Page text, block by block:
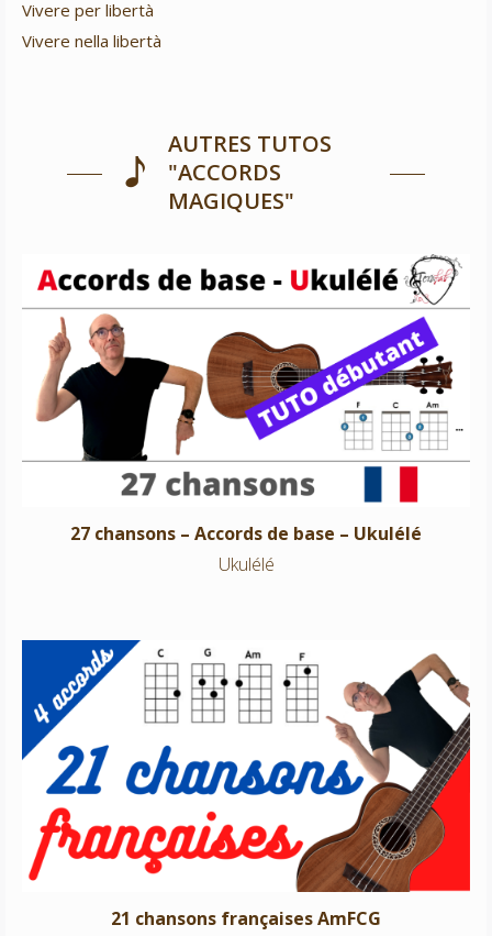
Vivere per libertà
Vivere nella libertà
AUTRES TUTOS
"ACCORDS
MAGIQUES"
27 chansons – Accords de base – Ukulélé
Ukulélé
27 chansons – Accords de base – Ukulélé
Ukulélé
21 chansons françaises AmFCG
Ukulélé
21 chansons françaises AmFCG